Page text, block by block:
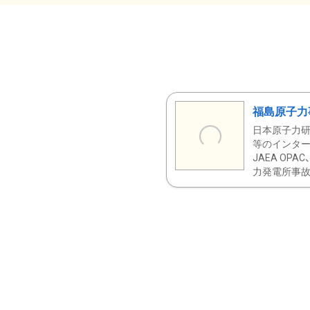
福島原子
日本原子力
等のインタ
JAEA OPAC
力発電所事